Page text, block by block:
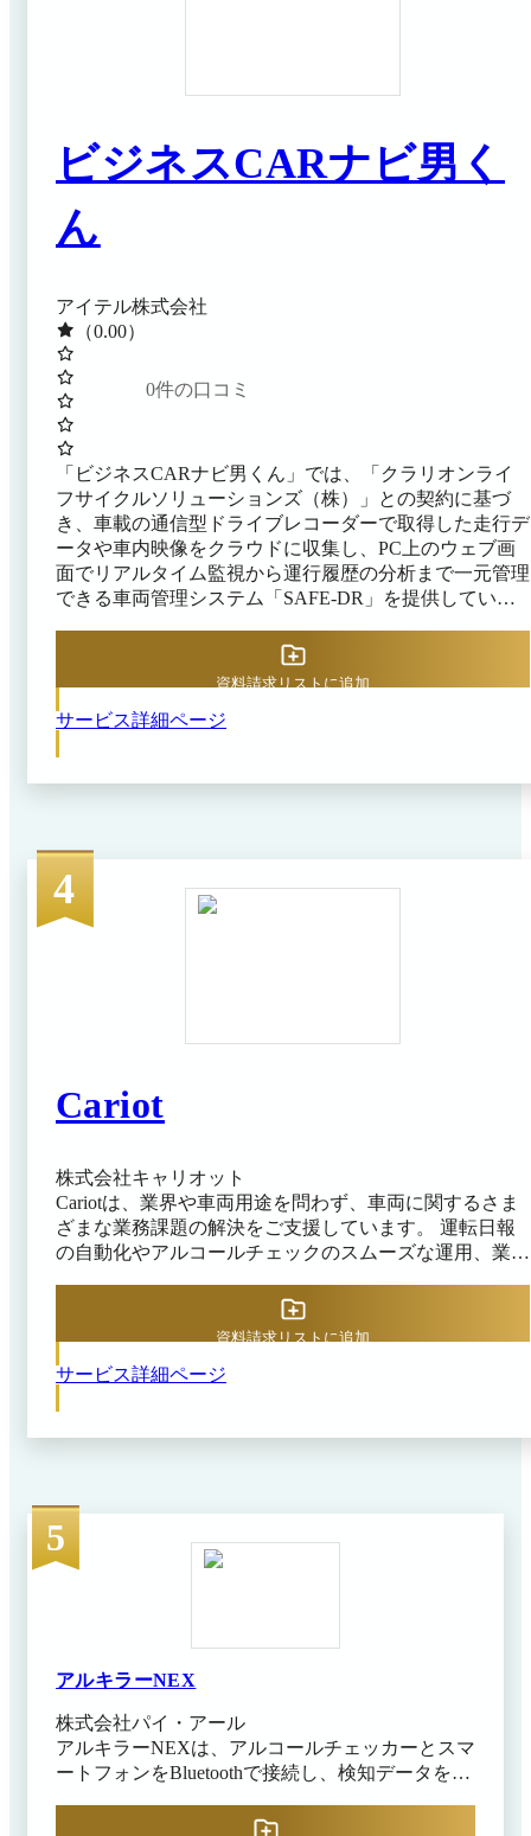
ビジネスCARナビ男く
ん
アイテル株式会社
（0.00）
0件の口コミ
「ビジネスCARナビ男くん」では、「クラリオンライ
フサイクルソリューションズ（株）」との契約に基づ
き、車載の通信型ドライブレコーダーで取得した走行デ
ータや車内映像をクラウドに収集し、PC上のウェブ画
面でリアルタイム監視から運行履歴の分析まで一元管理
できる車両管理システム「SAFE-DR」を提供していま
ジン稼働状況を表示する動態管理、稼働中の車両からカ
メラ映像を取得できるライブ機能、走行中の速度超過や
メール通知があります。 また、車両ごとの走行軌跡や
マップを作成するなど安全管理に活用できます。 免許
証管理機能ではドライバーの免許有効期限や点数、車両
管理機能では社有車ごとの車検日・メンテナンス履歴を
登録し、期限切れや整備漏れを防止可能です。 オプシ
サービス詳細ページ
資料請求リストに追加
4
Cariot
株式会社キャリオット
Cariotは、業界や車両用途を問わず、車両に関するさま
ざまな業務課題の解決をご支援しています。 運転日報
の自動化やアルコールチェックのスムーズな運用、業務
をご提供しています。 * 自由なレイアウトでPDF出力も
可能なデジタル運転日報 * スマートフォンのアプリを使
ブレコーダーを活用したCariotの安全運転管理 * 安全運
しており、 「あの車の来月の車検はいつですか？」
「最近燃費が悪化した車両を教えてください」など、日
本語で指示を与えるだけで、AIが車両に関するデータ
サービス詳細ページ
資料請求リストに追加
5
アルキラーNEX
株式会社パイ・アール
アルキラーNEXは、アルコールチェッカーとスマ
ートフォンをBluetoothで接続し、検知データをク
クシステムです。 検知結果だけではなく顔認証